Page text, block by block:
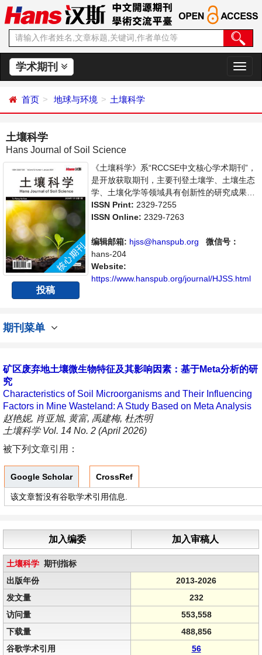
学术期刊
切
换
首页 地球与环境 土壤科学
土壤科学
Hans Journal of Soil Science
投稿
《土壤科学》系“RCCSE中文核心学术期刊”，
是开放获取期刊，主要刊登土壤学、土壤生态
学、土壤化学等领域具有创新性的研究成果及
前沿报道，旨在给世界范围内的科学家、学
者、科研人员提供一个传播、分享和讨论土壤
ISSN Print: 2329-7255
ISSN Online: 2329-7263
编辑邮箱: hjss@hanspub.org
微信号：
hans-204
Website:
https://www.hanspub.org/journal/HJSS.html
期刊菜单
矿区废弃地土壤微生物特征及其影响因素：基于Meta分析的研
究
Characteristics of Soil Microorganisms and Their Influencing
Factors in Mine Wasteland: A Study Based on Meta Analysis
赵艳妮, 肖亚旭, 黄富, 禹建梅, 杜杰明
土壤科学 Vol. 14 No. 2 (April 2026)
被下列文章引用：
Google Scholar CrossRef
该文章暂没有谷歌学术引用信息.
加入编委 加入审稿人
土壤科学 期刊指标
出版年份
2013-2026
发文量
232
访问量
553,558
下载量
488,856
谷歌学术引用
56